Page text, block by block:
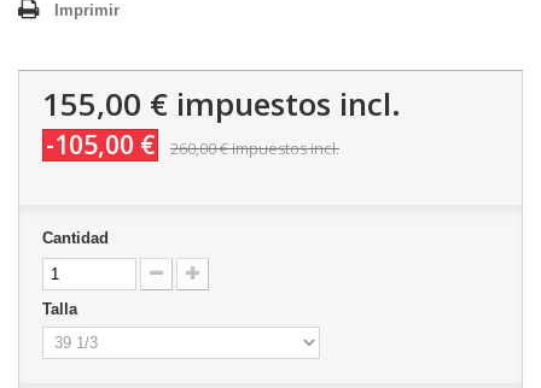
Imprimir
155,00 € impuestos incl.
-105,00 € 260,00 €impuestos incl.
Cantidad
Talla